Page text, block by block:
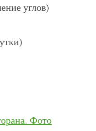
углов)